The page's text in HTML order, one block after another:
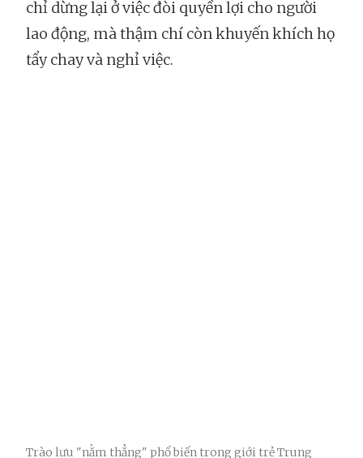
chỉ dừng lại ở việc đòi quyền lợi cho người
lao động, mà thậm chí còn khuyến khích họ
tẩy chay và nghỉ việc.
Trào lưu "nằm thẳng" phổ biến trong giới trẻ Trung